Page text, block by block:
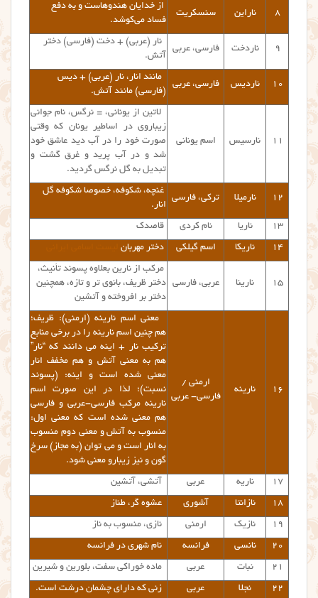
۸ ناراین سنسکریت
از خدایان هندوهاست و به دفع
فساد می‌کوشد.
۹ ناردخت فارسی، عربی
نار (عربی) + دخت (فارسی) دختر
آتش.
۱۰ ناردیس فارسی، عربی
مانند انار، نار (عربی) + دیس
(فارسی) مانند آتش.
۱۱ نارسیس اسم یونانی
لاتین از یونانی، = نرگس، نام جوانی
زیباروی در اساطیر یونان که وقتی
صورت خود را در آب دید عاشق خود
شد و در آب پرید و غرق گشت و
تبدیل به گل نرگس گردید.
۱۲ نارمیلا ترکی، فارسی
غنچه، شکوفه، خصوصا شکوفه گل
انار.
۱۳ ناریا نام کردی قاصدک
۱۴ ناریکا اسم گیلکی دختر مهربان
۱۵ نارینا عربی، فارسی
مرکب از نارین بعلاوه پسوند تأنیث،
دختر ظریف، بانوی تر و تازه، همچنین
دختر بر افروخته و آتشین
۱۶ نارینه
ارمنی /
فارسی- عربی
معنی اسم نارینه (ارمنی): ظریف؛
هم چنین اسم نارینه را در برخی منابع
ترکیب نار + اینه می دانند که “نار”
هم به معنی آتش و هم مخفف انار
معنی شده است و اینه: (پسوند
نسبت)؛ لذا در این صورت اسم
نارینه مرکب فارسی-عربی و فارسی
هم معنی شده است که معنی اول:
منسوب به آتش و معنی دوم منسوب
به انار است و می توان (به مجاز) سرخ
گون و نیز زیبارو معنی شود.
۱۷ ناریه عربی آتشی، آتشین
۱۸ نازانتا آشوری عشوه گر، طناز
۱۹ نازیک ارمنی نازی، منسوب به ناز
۲۰ نانسی فرانسه نام شهری در فرانسه
۲۱ نبات عربی ماده خوراکی سفت، بلورین و شیرین
۲۲ نجلا عربی زنی که دارای چشمان درشت است.